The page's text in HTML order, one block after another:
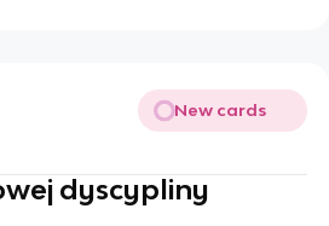
New cards
dyscypliny